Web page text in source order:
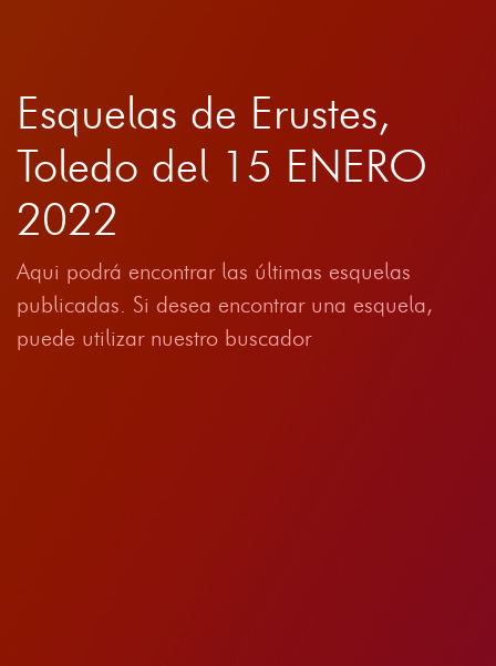
Esquelas de Erustes,
Toledo del 15 ENERO
2022
Aqui podrá encontrar las últimas esquelas
publicadas. Si desea encontrar una esquela,
puede utilizar nuestro buscador